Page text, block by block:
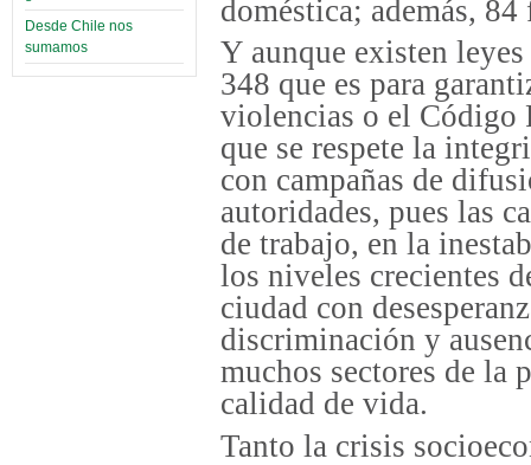
Desde Chile nos
sumamos
doméstica; además,
Y aunque existen
348 que es para
violencias o el Código
que se respete la
con campañas de
autoridades, pues las
de trabajo, en la
los niveles crecientes
ciudad con
discriminación y
muchos sectores de la
calidad de vida.
Tanto la crisis